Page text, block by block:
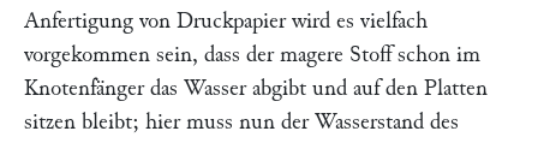
Anfertigung von Druckpapier wird es vielfach
vorgekommen sein, dass der magere Stoff schon im
Knotenfänger das Wasser abgibt und auf den Platten
sitzen bleibt; hier muss nun der Wasserstand des